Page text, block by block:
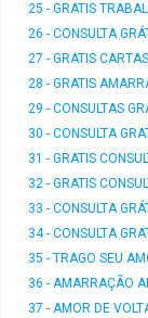
25 - GRATIS
26 - CONSULTA
27 - GRATIS CARTAS
28 - GRATIS
29 - CONSULTAS
30 - CONSULTA
31 - GRATIS
32 - GRATIS
33 - CONSULTA
34 - CONSULTA
35 - TRAGO SEU
36 - AMARRAÇÃO
37 - AMOR DE